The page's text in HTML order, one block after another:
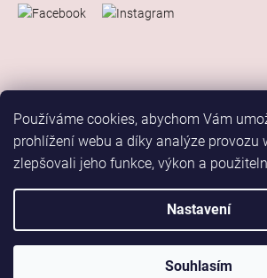
Používáme cookies, abychom Vám
prohlížení webu a díky analýze provozu
zlepšovali jeho funkce, výkon a
Nastavení
Souhlasím
Vytvořil Shoptet
Elis Dance Sport .
Upravit nastavení cookies